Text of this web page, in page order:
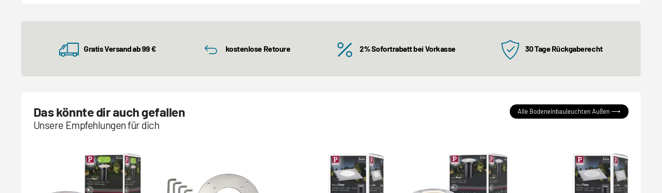
Gratis Versand ab 99 € kostenlose Retoure 2% Sofortrabatt bei Vorkasse 30 Tage Rückgaberecht
Das könnte dir auch gefallen
Unsere Empfehlungen für dich
Alle Bodeneinbauleuchten Außen ⟶